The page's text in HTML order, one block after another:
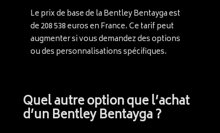
Le prix de base de la Bentley Bentayga est
de 208 538 euros en France. Ce tarif peut
augmenter si vous demandez des options
ou des personnalisations spécifiques.
Quel autre option que l’achat
d’un Bentley Bentayga ?